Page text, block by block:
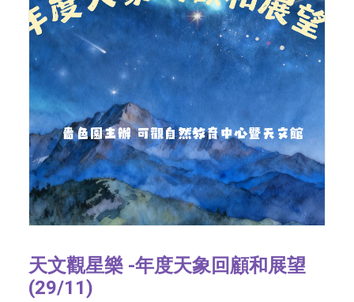
天文觀星樂 -年度天象回顧和展望
(29/11)